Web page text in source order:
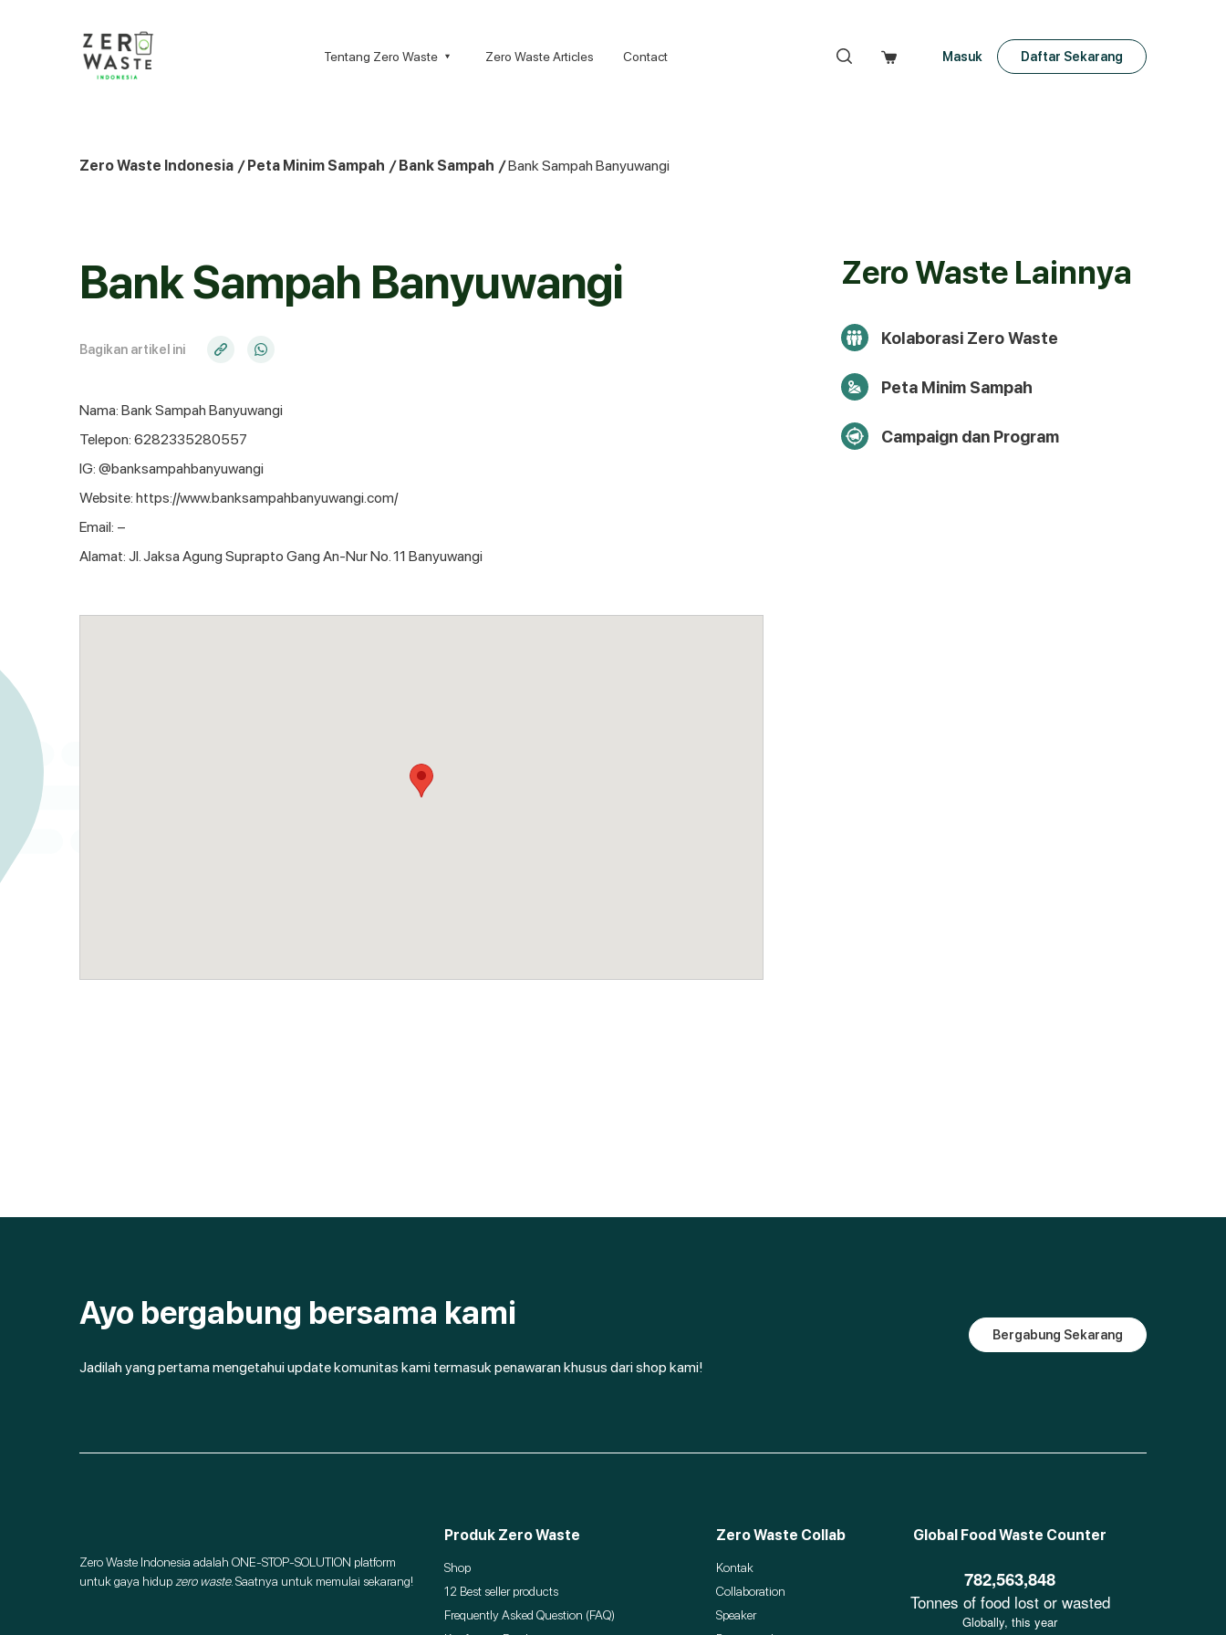
Tentang Zero Waste Zero Waste Articles Contact Masuk Daftar Sekarang
Zero Waste Indonesia / Peta Minim Sampah / Bank Sampah / Bank Sampah Banyuwangi
Bank Sampah Banyuwangi
Bagikan artikel ini
Nama: Bank Sampah Banyuwangi
Telepon: 6282335280557
IG: @banksampahbanyuwangi
Website: https://www.banksampahbanyuwangi.com/
Email: –
Alamat: Jl. Jaksa Agung Suprapto Gang An-Nur No. 11 Banyuwangi
Zero Waste Lainnya
Kolaborasi Zero Waste
Peta Minim Sampah
Campaign dan Program
Ayo bergabung bersama kami
Jadilah yang pertama mengetahui update komunitas kami termasuk penawaran khusus dari shop kami!
Bergabung Sekarang
Zero Waste Indonesia adalah ONE-STOP-SOLUTION platform
untuk gaya hidup zero waste. Saatnya untuk memulai sekarang!
Produk Zero Waste
Shop
12 Best seller products
Frequently Asked Question (FAQ)
Zero Waste Collab
Kontak
Collaboration
Speaker
Global Food Waste Counter